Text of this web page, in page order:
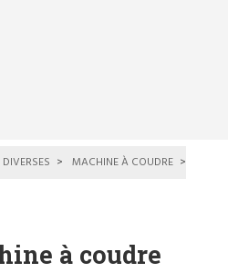
MACHINE À COUDRE
à coudre